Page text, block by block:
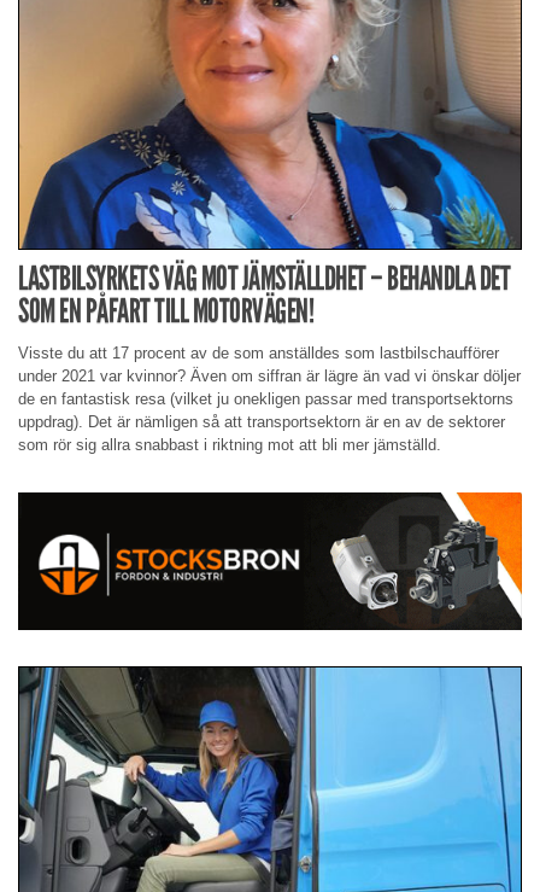
LASTBILSYRKETS VÄG MOT JÄMSTÄLLDHET – BEHANDLA DET
SOM EN PÅFART TILL MOTORVÄGEN!
Visste du att 17 procent av de som anställdes som lastbilschaufförer
under 2021 var kvinnor? Även om siffran är lägre än vad vi önskar döljer
de en fantastisk resa (vilket ju onekligen passar med transportsektorns
uppdrag). Det är nämligen så att transportsektorn är en av de sektorer
som rör sig allra snabbast i riktning mot att bli mer jämställd.